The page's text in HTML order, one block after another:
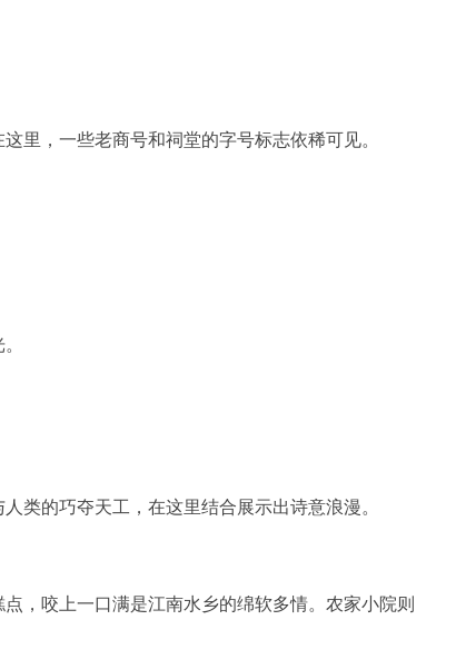
里，一些老商号和祠堂的字号标志依稀可见。
类的巧夺天工，在这里结合展示出诗意浪漫。
，咬上一口满是江南水乡的绵软多情。农家小院则